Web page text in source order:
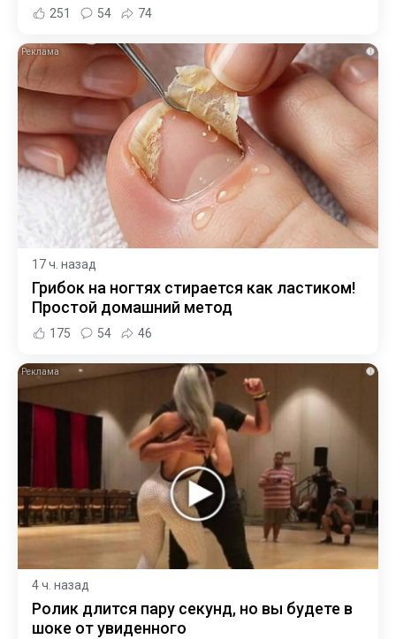
251 54 74
i
17 ч. назад
Грибок на ногтях стирается как ластиком!
Простой домашний метод
175 54 46
i
4 ч. назад
Ролик длится пару секунд, но вы будете в
шоке от увиденного